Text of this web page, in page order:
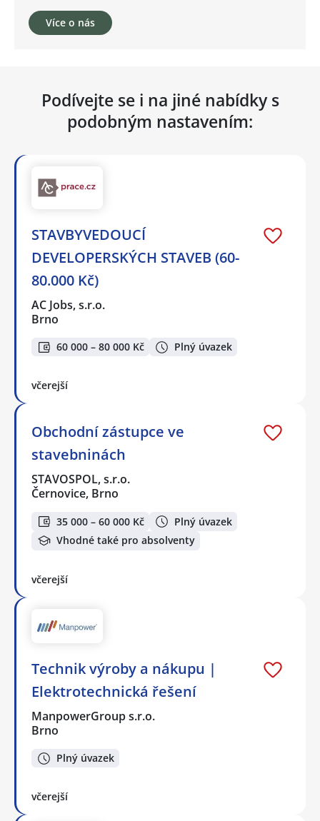
Více o nás
Podívejte se i na jiné nabídky s
podobným nastavením:
STAVBYVEDOUCÍ
DEVELOPERSKÝCH STAVEB (60-
80.000 Kč)
AC Jobs, s.r.o.
Brno
60 000 – 80 000 Kč Plný úvazek
včerejší
Obchodní zástupce ve
stavebninách
STAVOSPOL, s.r.o.
Černovice, Brno
35 000 – 60 000 Kč
Plný úvazek
Vhodné také pro absolventy
včerejší
Technik výroby a nákupu |
Elektrotechnická řešení
ManpowerGroup s.r.o.
Brno
Plný úvazek
včerejší